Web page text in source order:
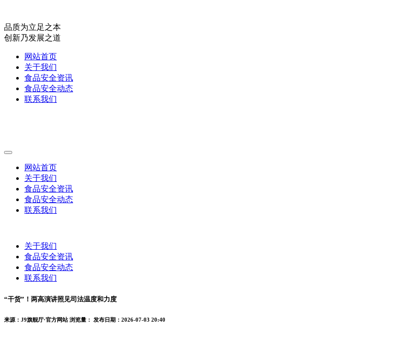
品质为立足之本
创新乃发展之道
网站首页
关于我们
食品安全资讯
食品安全动态
联系我们
网站首页
关于我们
食品安全资讯
食品安全动态
联系我们
关于我们
食品安全资讯
食品安全动态
联系我们
“干货”！两高演讲照见司法温度和力度
来源：J9旗舰厅·官方网站 浏览量： 发布日期：2026-07-03 20:40